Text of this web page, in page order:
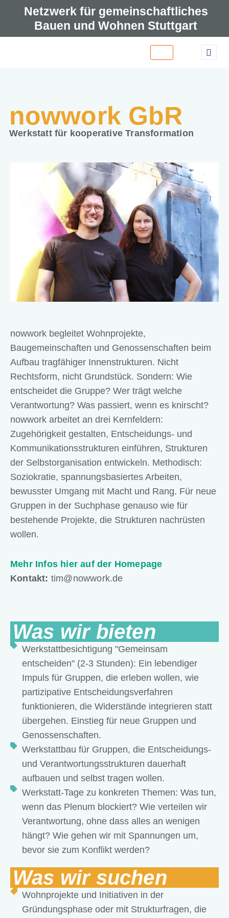
Netzwerk für gemeinschaftliches
Bauen und Wohnen Stuttgart
nowwork GbR
Werkstatt für kooperative Transformation
nowwork begleitet Wohnprojekte,
Baugemeinschaften und Genossenschaften beim
Aufbau tragfähiger Innenstrukturen. Nicht
Rechtsform, nicht Grundstück. Sondern: Wie
entscheidet die Gruppe? Wer trägt welche
Verantwortung? Was passiert, wenn es knirscht?
nowwork arbeitet an drei Kernfeldern:
Zugehörigkeit gestalten, Entscheidungs- und
Kommunikationsstrukturen einführen, Strukturen
der Selbstorganisation entwickeln. Methodisch:
Soziokratie, spannungsbasiertes Arbeiten,
bewusster Umgang mit Macht und Rang. Für neue
Gruppen in der Suchphase genauso wie für
bestehende Projekte, die Strukturen nachrüsten
wollen.
Mehr Infos hier auf der Homepage
Kontakt: tim@nowwork.de
Was wir bieten
Werkstattbesichtigung "Gemeinsam
entscheiden" (2-3 Stunden): Ein lebendiger
Impuls für Gruppen, die erleben wollen, wie
partizipative Entscheidungsverfahren
funktionieren, die Widerstände integrieren statt
übergehen. Einstieg für neue Gruppen und
Genossenschaften.
Werkstattbau für Gruppen, die Entscheidungs-
und Verantwortungsstrukturen dauerhaft
aufbauen und selbst tragen wollen.
Werkstatt-Tage zu konkreten Themen: Was tun,
wenn das Plenum blockiert? Wie verteilen wir
Verantwortung, ohne dass alles an wenigen
hängt? Wie gehen wir mit Spannungen um,
bevor sie zum Konflikt werden?
Was wir suchen
Wohnprojekte und Initiativen in der
Gründungsphase oder mit Strukturfragen, die